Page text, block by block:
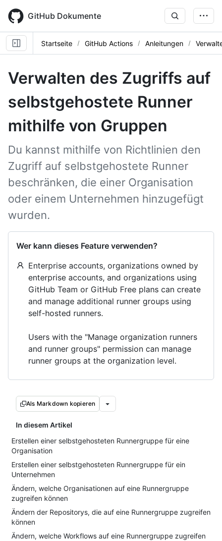
main
content
GitHub Dokumente
Startseite GitHub Actions Anleitungen
Verwalten des Zugriffs auf
selbstgehostete Runner
mithilfe von Gruppen
Du kannst mithilfe von Richtlinien den
Zugriff auf selbstgehostete Runner
beschränken, die einer Organisation
oder einem Unternehmen hinzugefügt
wurden.
Wer kann dieses Feature verwenden?
Enterprise accounts, organizations owned by
enterprise accounts, and organizations using
GitHub Team or GitHub Free plans can create
and manage additional runner groups using
self-hosted runners.
Users with the "Manage organization runners
and runner groups" permission can manage
runner groups at the organization level.
Als Markdown kopieren
In diesem Artikel
Erstellen einer selbstgehosteten Runnergruppe für eine
Organisation
Erstellen einer selbstgehosteten Runnergruppe für ein
Unternehmen
Ändern, welche Organisationen auf eine Runnergruppe
zugreifen können
Ändern der Repositorys, die auf eine Runnergruppe zugreifen
können
Ändern, welche Workflows auf eine Runnergruppe zugreifen